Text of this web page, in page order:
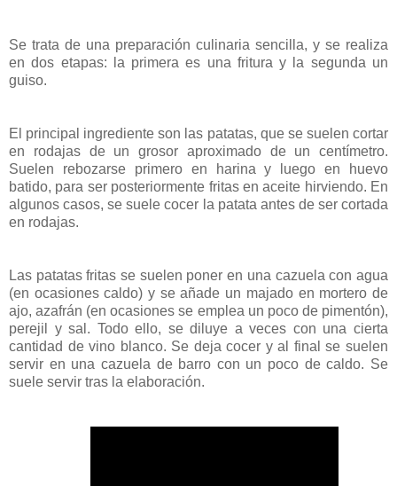
Se trata de una preparación culinaria sencilla, y se realiza
en dos etapas: la primera es una fritura y la segunda un
guiso.
El principal ingrediente son las patatas, que se suelen cortar
en rodajas de un grosor aproximado de un centímetro.
Suelen rebozarse primero en harina y luego en huevo
batido, para ser posteriormente fritas en aceite hirviendo. En
algunos casos, se suele cocer la patata antes de ser cortada
en rodajas.
Las patatas fritas se suelen poner en una cazuela con agua
(en ocasiones caldo) y se añade un majado en mortero de
ajo, azafrán (en ocasiones se emplea un poco de pimentón),
perejil y sal. Todo ello, se diluye a veces con una cierta
cantidad de vino blanco. Se deja cocer y al final se suelen
servir en una cazuela de barro con un poco de caldo. Se
suele servir tras la elaboración.